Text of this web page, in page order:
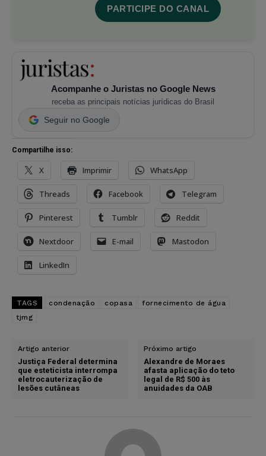
PARTICIPE DO CANAL
Acompanhe o Juristas no Google News
receba as principais notícias jurídicas do Brasil
Seguir no Google
Compartilhe isso:
X Imprimir WhatsApp
Threads Facebook Telegram
Pinterest Tumblr Reddit
Nextdoor E-mail Mastodon
LinkedIn
TAGS condenação copasa
fornecimento de água
tjmg
Artigo anterior
Justiça Federal determina
que esteticista interrompa
eletrocauterização de
lesões cutâneas
Próximo artigo
Alexandre de Moraes
afasta aplicação do teto
legal de R$ 500 às
anuidades da OAB